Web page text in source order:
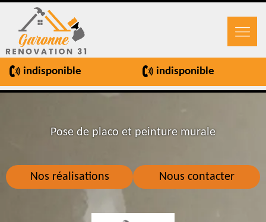
indisponible indisponible
Nos réalisations Nous contacter
Pose de placo et peinture murale